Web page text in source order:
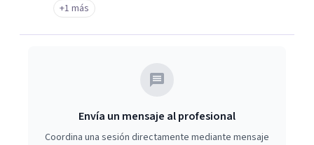
+1 más
Envía un mensaje al profesional
Coordina una sesión directamente mediante mensaje